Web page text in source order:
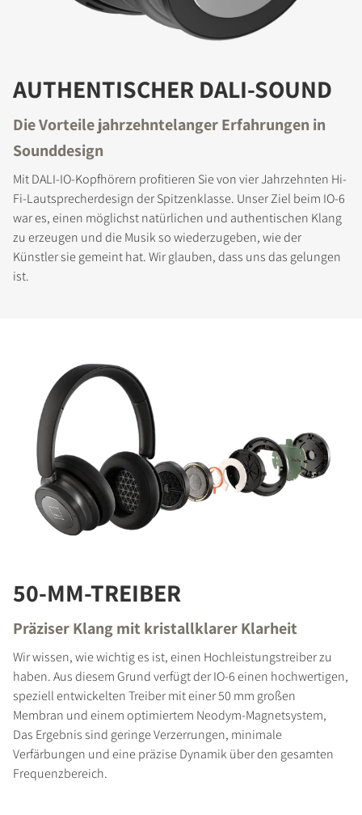
AUTHENTISCHER DALI-SOUND
Die Vorteile jahrzehntelanger Erfahrungen in
Sounddesign
Mit DALI-IO-Kopfhörern profitieren Sie von vier Jahrzehnten Hi-
Fi-Lautsprecherdesign der Spitzenklasse. Unser Ziel beim IO-6
war es, einen möglichst natürlichen und authentischen Klang
zu erzeugen und die Musik so wiederzugeben, wie der
Künstler sie gemeint hat. Wir glauben, dass uns das gelungen
ist.
50-MM-TREIBER
Präziser Klang mit kristallklarer Klarheit
Wir wissen, wie wichtig es ist, einen Hochleistungstreiber zu
haben. Aus diesem Grund verfügt der IO-6 einen hochwertigen,
speziell entwickelten Treiber mit einer 50 mm großen
Membran und einem optimiertem Neodym-Magnetsystem,
Das Ergebnis sind geringe Verzerrungen, minimale
Verfärbungen und eine präzise Dynamik über den gesamten
Frequenzbereich.